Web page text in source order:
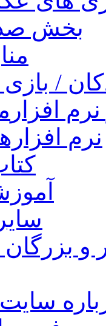
بخش
/
افزار
نرم
سایر
و